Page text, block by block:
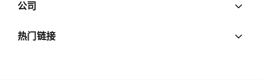
公司
热门链接